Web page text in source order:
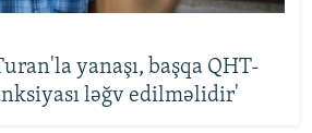
yanaşı, başqa QHT-
ləğv edilməlidir'